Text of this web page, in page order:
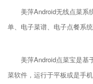
美萍Android无线点菜系
单、电子菜谱、电子点餐系
美萍Android点菜宝是基
菜软件，运行于平板或是手